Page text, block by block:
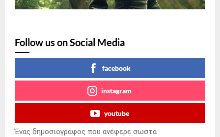
Follow us on Social Media
facebook
instagram
youtube
Ένας δημοσιογράφος που ανέφερε σωστά